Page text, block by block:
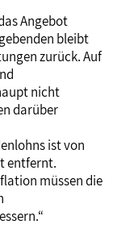
Angebot
bleibt
zurück. Auf
nicht
darüber
ist von
entfernt.
müssen die